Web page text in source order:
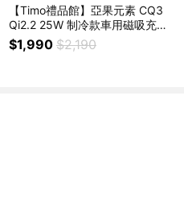
【Timo禮品館】亞果元素 CQ3
Qi2.2 25W 制冷款車用磁吸充電
器
$1,990 $2,190